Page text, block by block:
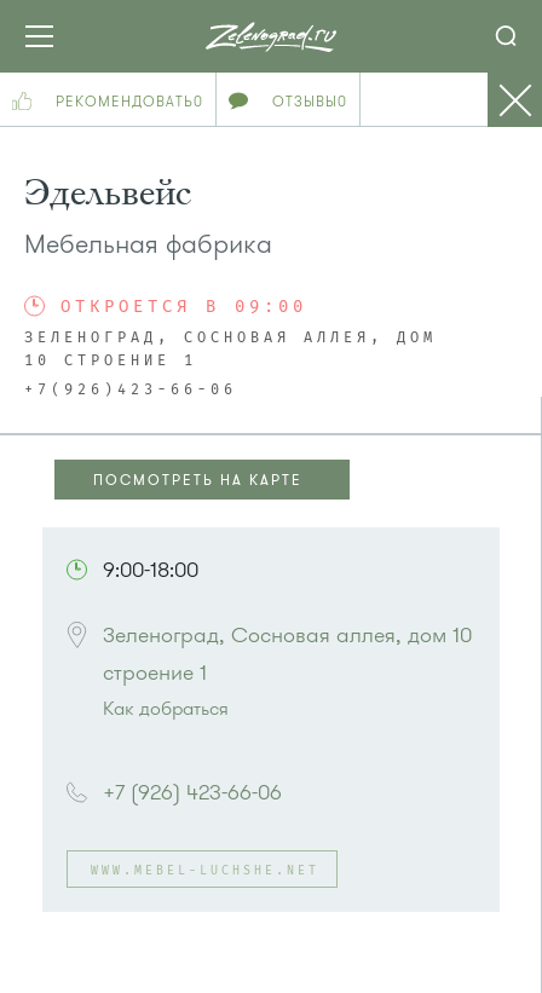
РЕКОМЕНДОВАТЬ0 ОТЗЫВЫ0
Эдельвейс
Мебельная фабрика
ОТКРОЕТСЯ В 09:00
ЗЕЛЕНОГРАД, СОСНОВАЯ АЛЛЕЯ, ДОМ
10 СТРОЕНИЕ 1
+7(926)423-66-06
ПОСМОТРЕТЬ НА КАРТЕ
9:00-18:00
Зеленоград, Сосновая аллея, дом 10
строение 1
Как добраться
Автобусы № 1, 2, 7.
Маршрутка № 419м, 720м, 903
Автобусы № 1, 2, 7.
Маршрутка № 419м, 720м, 903
+7 (926) 423-66-06
WWW.MEBEL-LUCHSHE.NET